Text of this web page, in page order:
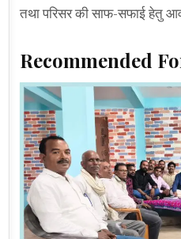
तथा परिसर की साफ-सफाई हेतु
Recommended